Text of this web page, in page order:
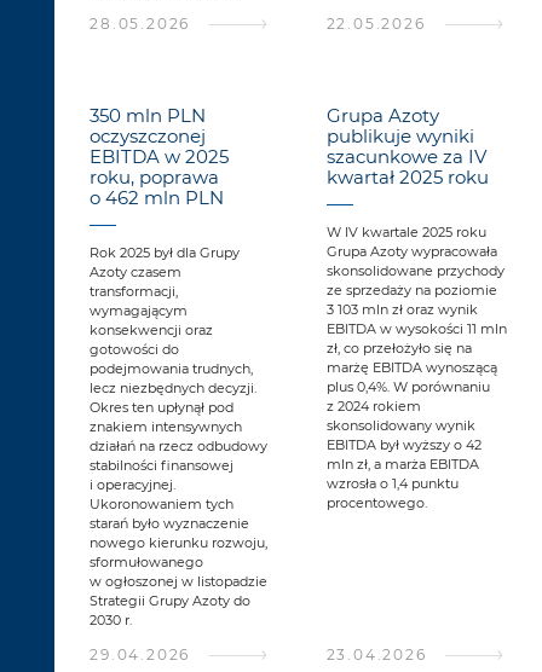
28.05.2026 22.05.2026
350 mln PLN
oczyszczonej
EBITDA w 2025
roku, poprawa
o 462 mln PLN
Rok 2025 był dla Grupy
Azoty czasem
transformacji,
wymagającym
konsekwencji oraz
gotowości do
podejmowania trudnych,
lecz niezbędnych decyzji.
Okres ten upłynął pod
znakiem intensywnych
działań na rzecz odbudowy
stabilności finansowej
i operacyjnej.
Ukoronowaniem tych
starań było wyznaczenie
nowego kierunku rozwoju,
sformułowanego
w ogłoszonej w listopadzie
Strategii Grupy Azoty do
2030 r.
29.04.2026
Grupa Azoty
publikuje wyniki
szacunkowe za IV
kwartał 2025 roku
W IV kwartale 2025 roku
Grupa Azoty wypracowała
skonsolidowane przychody
ze sprzedaży na poziomie
3 103 mln zł oraz wynik
EBITDA w wysokości 11 mln
zł, co przełożyło się na
marżę EBITDA wynoszącą
plus 0,4%. W porównaniu
z 2024 rokiem
skonsolidowany wynik
EBITDA był wyższy o 42
mln zł, a marża EBITDA
wzrosła o 1,4 punktu
procentowego.
23.04.2026